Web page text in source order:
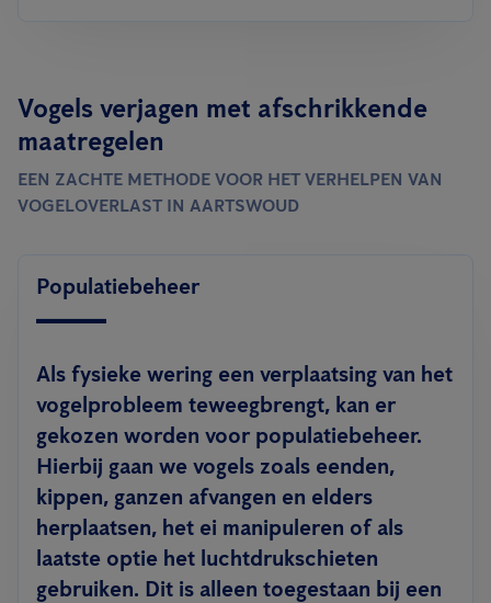
Vogels verjagen met afschrikkende
maatregelen
EEN ZACHTE METHODE VOOR HET VERHELPEN VAN
VOGELOVERLAST IN AARTSWOUD
Populatiebeheer
Als fysieke wering een verplaatsing van het
vogelprobleem teweegbrengt, kan er
gekozen worden voor populatiebeheer.
Hierbij gaan we vogels zoals eenden,
kippen, ganzen afvangen en elders
herplaatsen, het ei manipuleren of als
laatste optie het luchtdrukschieten
gebruiken. Dit is alleen toegestaan bij een